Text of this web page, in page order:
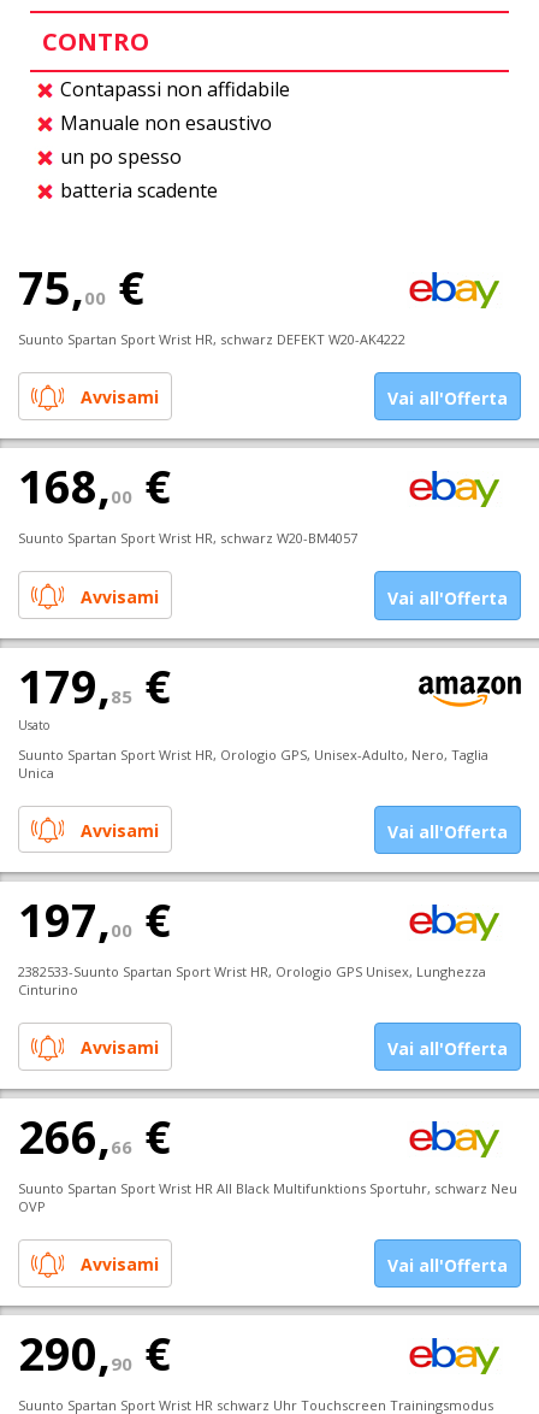
CONTRO
Contapassi non affidabile
Manuale non esaustivo
un po spesso
batteria scadente
75,00 €
Suunto Spartan Sport Wrist HR, schwarz DEFEKT W20-AK4222
Avvisami Vai all'Offerta
168,00 €
Suunto Spartan Sport Wrist HR, schwarz W20-BM4057
Avvisami Vai all'Offerta
179,85 €
Usato
Suunto Spartan Sport Wrist HR, Orologio GPS, Unisex-Adulto, Nero, Taglia
Unica
Avvisami Vai all'Offerta
197,00 €
2382533-Suunto Spartan Sport Wrist HR, Orologio GPS Unisex, Lunghezza
Cinturino
Avvisami Vai all'Offerta
266,66 €
Suunto Spartan Sport Wrist HR All Black Multifunktions Sportuhr, schwarz Neu
OVP
Avvisami Vai all'Offerta
290,90 €
Suunto Spartan Sport Wrist HR schwarz Uhr Touchscreen Trainingsmodus